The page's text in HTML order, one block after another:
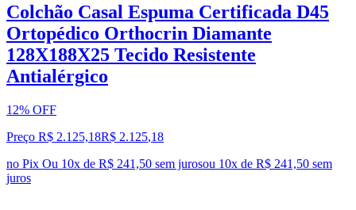
Colchão Casal Espuma Certificada D45
Ortopédico Orthocrin Diamante
128X188X25 Tecido Resistente
Antialérgico
12% OFF
Preço R$ 2.125,18R$ 2.125,18
no Pix Ou 10x de R$ 241,50 sem jurosou 10x de R$ 241,50 sem
juros